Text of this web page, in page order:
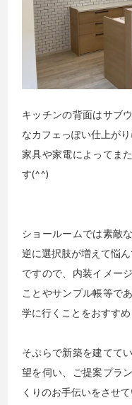
キッチンの背面はサブ
なカフェっぽい仕上が
家具や家電によってま
す(^^)
ショールームでは素敵
逆に選択肢が増えて悩
ですので、内装イメー
ことやサンプル帳等で
学に行くことをおすす
そぷらで新築を建てて
望を伺い、ご提案プラ
くりのお手伝いをさせ